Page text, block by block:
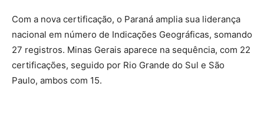
Com a nova certificação, o Paraná amplia sua liderança
nacional em número de Indicações Geográficas, somando
27 registros. Minas Gerais aparece na sequência, com 22
certificações, seguido por Rio Grande do Sul e São
Paulo, ambos com 15.